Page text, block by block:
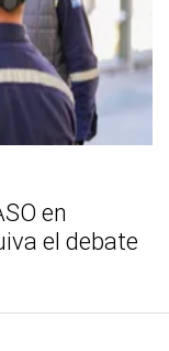
en
el debate